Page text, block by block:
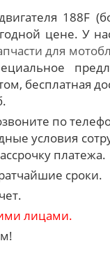
188F
цене. У
для
бесплатная
по
условия
платежа.
сроки.
лицами.